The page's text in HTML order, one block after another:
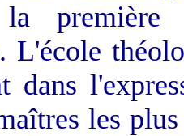
première
L'école
dans
les